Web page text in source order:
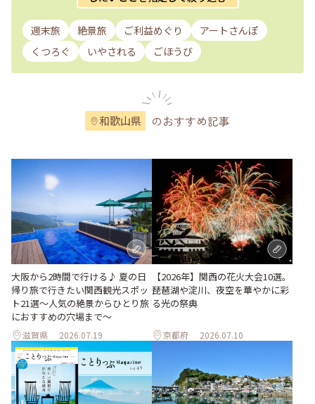
週末旅 絶景旅 ご利益めぐり
アートさんぽ
くつろぐ
いやされる ごほうび
和歌山県 のおすすめ記事
大阪から2時間で行ける♪ 夏の日
帰り旅で行きたい関西観光スポッ
ト21選～人気の絶景からひとり旅
におすすめの穴場まで～
滋賀県 2026.07.19
【2026年】関西の花火大会10選。
琵琶湖や淀川、夜空を華やかに彩
る光の祭典
京都府 2026.07.10